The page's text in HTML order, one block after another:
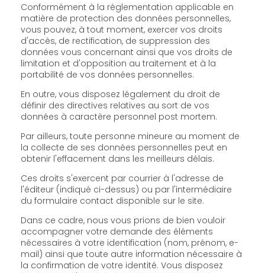
Conformément à la réglementation applicable en
matière de protection des données personnelles,
vous pouvez, à tout moment, exercer vos droits
d'accès, de rectification, de suppression des
données vous concernant ainsi que vos droits de
limitation et d'opposition au traitement et à la
portabilité de vos données personnelles.
En outre, vous disposez légalement du droit de
définir des directives relatives au sort de vos
données à caractère personnel post mortem.
Par ailleurs, toute personne mineure au moment de
la collecte de ses données personnelles peut en
obtenir l'effacement dans les meilleurs délais.
Ces droits s'exercent par courrier à l'adresse de
l'éditeur (indiqué ci-dessus) ou par l'intermédiaire
du formulaire contact disponible sur le site.
Dans ce cadre, nous vous prions de bien vouloir
accompagner votre demande des éléments
nécessaires à votre identification (nom, prénom, e-
mail) ainsi que toute autre information nécessaire à
la confirmation de votre identité. Vous disposez